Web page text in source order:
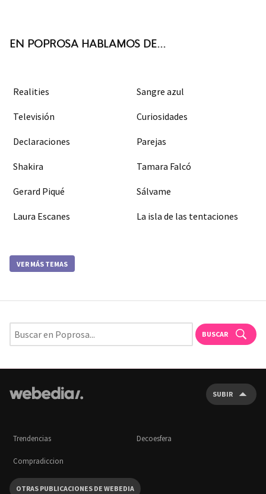
EN POPROSA HABLAMOS DE...
Realities Sangre azul
Televisión Curiosidades
Declaraciones Parejas
Shakira Tamara Falcó
Gerard Piqué Sálvame
Laura Escanes La isla de las tentaciones
VER MÁS TEMAS
BUSCAR
SUBIR
Trendencias Decoesfera
Compradiccion
OTRAS PUBLICACIONES DE WEBEDIA